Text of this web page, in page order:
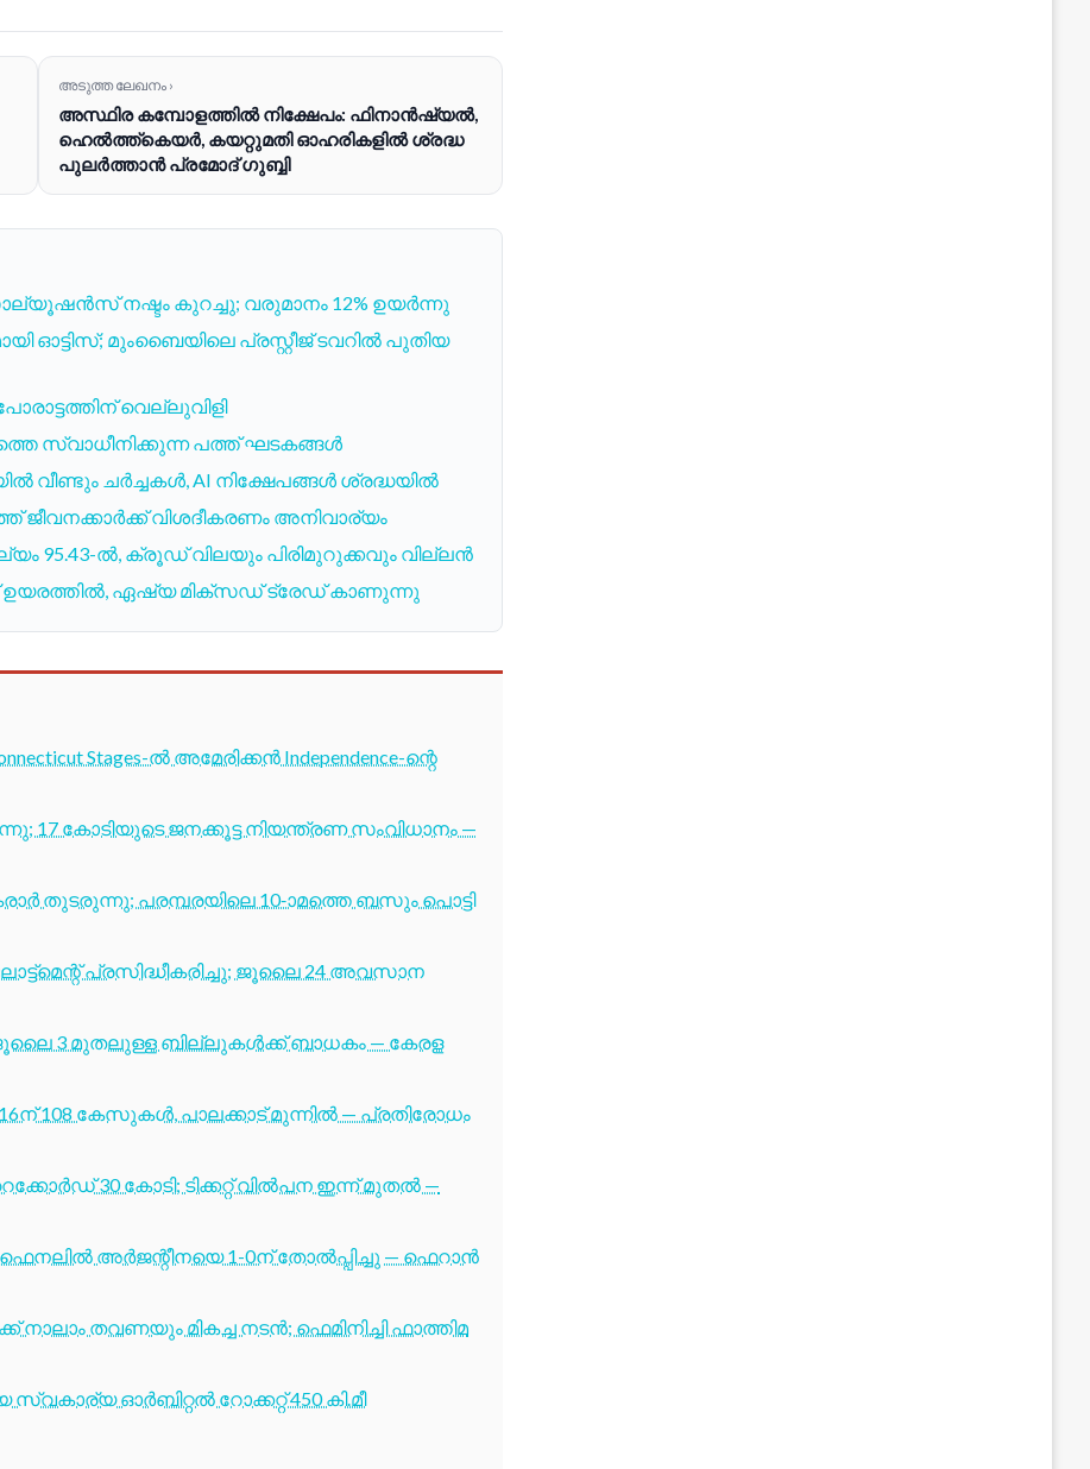
അടുത്ത ലേഖനം ›
അസ്ഥിര കമ്പോളത്തിൽ നിക്ഷേപം: ഫിനാൻഷ്യൽ,
ഹെൽത്ത്‌കെയർ, കയറ്റുമതി ഓഹരികളിൽ ശ്രദ്ധ
പുലർത്താൻ പ്രമോദ് ഗുബ്ബി
നഷ്ടം കുറച്ചു; വരുമാനം 12% ഉയർന്നു
ഓട്ടിസ്; മുംബൈയിലെ പ്രസ്റ്റീജ് ടവറിൽ പുതിയ
വെല്ലുവിളി
സ്വാധീനിക്കുന്ന പത്ത് ഘടകങ്ങൾ
വീണ്ടും ചർച്ചകൾ, AI നിക്ഷേപങ്ങൾ ശ്രദ്ധയിൽ
ജീവനക്കാർക്ക് വിശദീകരണം അനിവാര്യം
95.43-ൽ, ക്രൂഡ് വിലയും പിരിമുറുക്കവും വില്ലൻ
ഉയരത്തിൽ, ഏഷ്യ മിക്സഡ് ട്രേഡ് കാണുന്നു
Stages-ൽ അമേരിക്കൻ Independence-ന്റെ
കോടിയുടെ ജനക്കൂട്ട നിയന്ത്രണ സംവിധാനം —
തുടരുന്നു; പരമ്പരയിലെ 10-ാമത്തെ ബസും പൊട്ടി
പ്രസിദ്ധീകരിച്ചു; ജൂലൈ 24 അവസാന
ജൂലൈ 3 മുതലുള്ള ബില്ലുകൾക്ക് ബാധകം — കേരള
108 കേസുകൾ, പാലക്കാട് മുന്നിൽ — പ്രതിരോധം
30 കോടി; ടിക്കറ്റ് വിൽപന ഇന്ന് മുതൽ —
അർജന്റീനയെ 1-0ന് തോൽപ്പിച്ചു — ഫെറാൻ
നാലാം തവണയും മികച്ച നടൻ; ഫെമിനിച്ചി ഫാത്തിമ
ഓർബിറ്റൽ റോക്കറ്റ് 450 കി.മീ